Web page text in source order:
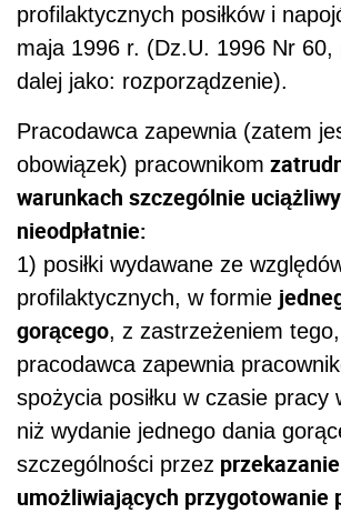
profilaktycznych posiłków i
maja 1996 r. (Dz.U. 1996 Nr 60,
dalej jako: rozporządzenie).
Pracodawca zapewnia (zatem
obowiązek) pracownikom
warunkach szczególnie
nieodpłatnie:
1) posiłki wydawane ze
profilaktycznych, w formie
gorącego, z zastrzeżeniem
pracodawca zapewnia
spożycia posiłku w czasie pracy
niż wydanie jednego dania
szczególności przez
umożliwiających przygotowanie